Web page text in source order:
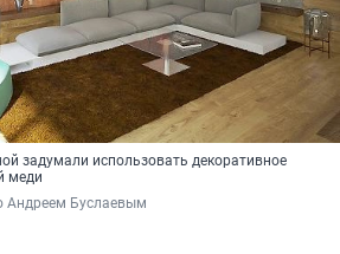
задумали использовать декоративное
меди
Андреем Буслаевым